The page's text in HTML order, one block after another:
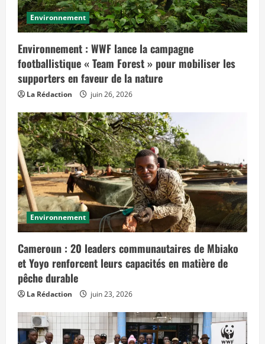
Environnement
Environnement : WWF lance la campagne
footballistique « Team Forest » pour mobiliser les
supporters en faveur de la nature
La Rédaction juin 26, 2026
Environnement
Cameroun : 20 leaders communautaires de Mbiako
et Yoyo renforcent leurs capacités en matière de
pêche durable
La Rédaction juin 23, 2026